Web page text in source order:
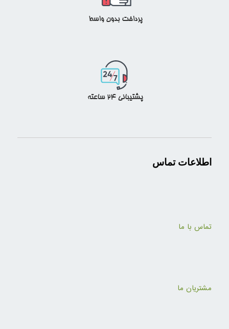
اطلاعات تماس
تماس با ما
مشتریان ما